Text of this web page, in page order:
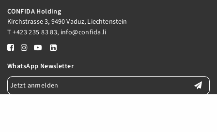
CONFIDA Holding
Kirchstrasse 3, 9490 Vaduz, Liechtenstein
T+423 235 83 83, info@confida.li
WhatsApp Newsletter
Jetzt anmelden